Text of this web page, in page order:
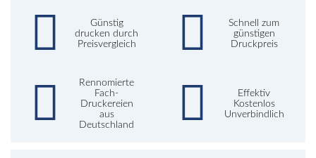
Günstig
drucken durch
Preisvergleich
Schnell zum
günstigen
Druckpreis
Rennomierte
Fach-
Druckereien
aus
Deutschland
Effektiv
Kostenlos
Unverbindlich